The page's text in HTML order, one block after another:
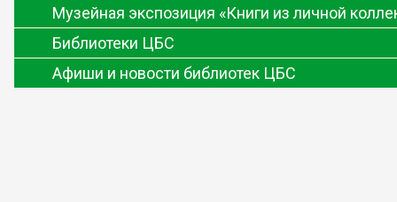
Музейная экспозиция «Книги из личной
Библиотеки ЦБС
Афиши и новости библиотек ЦБС